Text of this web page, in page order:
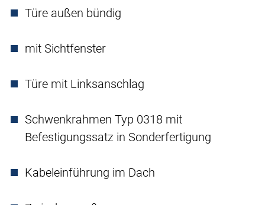
Türe außen bündig
mit Sichtfenster
Türe mit Linksanschlag
Schwenkrahmen Typ 0318 mit
Befestigungssatz in Sonderfertigung
Kabeleinführung im Dach